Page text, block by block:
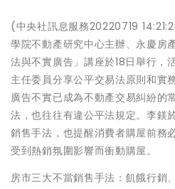
(中央社訊息服務20220719
學院不動產研究中心主辦、永慶房
法與不實廣告」講座於18日舉行，
主任委員分享公平交易法原則和實
廣告不實已成為不動產交易糾紛的
法，也往往有違公平法規定。李鎂
銷售手法，也提醒消費者購屋前務
受到熱銷氛圍影響而衝動購屋。
房市三大不當銷售手法：飢餓行銷